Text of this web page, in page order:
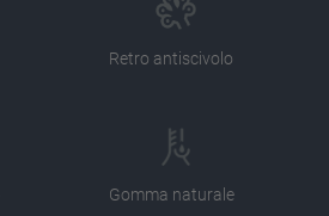
Retro antiscivolo
Gomma naturale